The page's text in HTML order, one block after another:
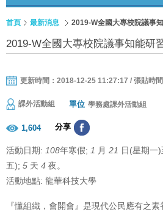
首頁 最新消息 2019-W全國大專校院議事
2019-W全國大專校院議事知能研
更新時間：2018-12-25 11:27:17 / 張貼時
課外活動組 單位 學務處課外活動組
1,604 分享
活動日期: 108年寒假; 1 月 21 日(星期一)
五); 5 天 4 夜。
活動地點: 龍華科技大學
『懂組織，會開會』是現代公民應有之